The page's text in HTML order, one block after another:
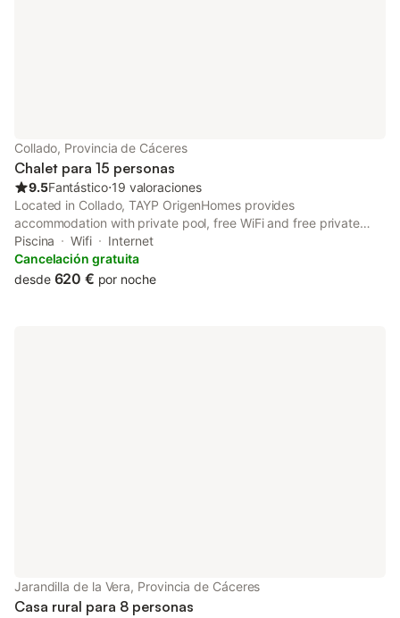
Collado, Provincia de Cáceres
Chalet para 15 personas
9.5Fantástico⋅19 valoraciones
Located in Collado, TAYP OrigenHomes provides
accommodation with private pool, free WiFi and free private
parking for guests who drive. The property has pool and garden
views, and is 42 km from Parque Natural de Monfragüe.
Piscina Wifi
Internet
Cancelación gratuita
desde 620 € por noche
Jarandilla de la Vera, Provincia de Cáceres
Casa rural para 8 personas